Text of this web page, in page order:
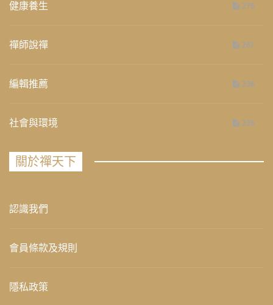
健康養生 276
禪師說禪 267
編輯推薦 236
社會與環境 235
關於禪天下
認識我們
會員條款及規則
隱私政策